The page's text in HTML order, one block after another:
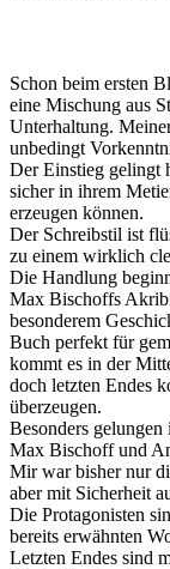
Schon beim ersten
eine Mischung aus
Unterhaltung.
unbedingt
Der Einstieg gelingt
sicher in ihrem
erzeugen können.
Der Schreibstil ist
zu einem wirklich
Die Handlung
Max Bischoffs
besonderem
Buch perfekt für
kommt es in der
doch letzten Endes
überzeugen.
Besonders
Max Bischoff und
Mir war bisher nur
aber mit Sicherheit
Die Protagonisten
bereits erwähnten
Letzten Endes sind